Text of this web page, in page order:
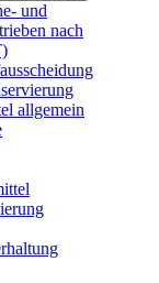
und
nach
allgemein